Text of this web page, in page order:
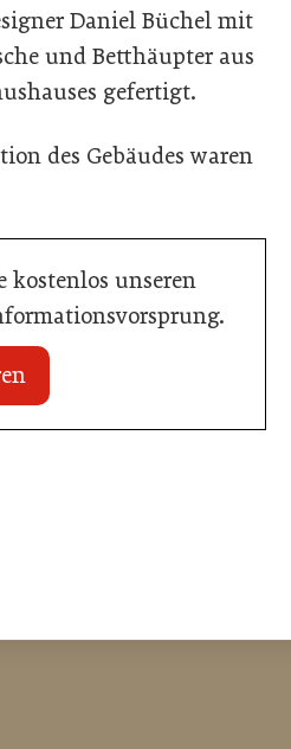
Daniel Büchel mit
und Betthäupter aus
gefertigt.
des Gebäudes waren
unseren